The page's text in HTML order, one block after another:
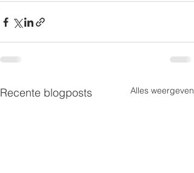
Recente blogposts Alles weergeven